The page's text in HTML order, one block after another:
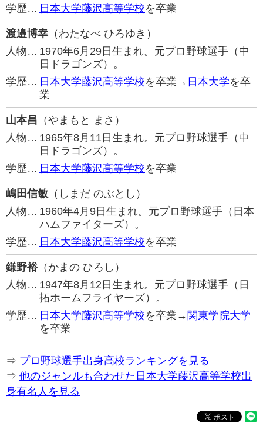
学歴… 日本大学藤沢高等学校を卒業
渡邉博幸 （わたなべ ひろゆき）
人物… 1970年6月29日生まれ。元プロ野球選手（中
日ドラゴンズ）。
学歴… 日本大学藤沢高等学校を卒業→ 日本大学を卒
業
山本昌 （やまもと まさ）
人物… 1965年8月11日生まれ。元プロ野球選手（中
日ドラゴンズ）。
学歴… 日本大学藤沢高等学校を卒業
嶋田信敏 （しまだ のぶとし）
人物… 1960年4月9日生まれ。元プロ野球選手（日本
ハムファイターズ）。
学歴… 日本大学藤沢高等学校を卒業
鎌野裕（かまの ひろし）
人物… 1947年8月12日生まれ。元プロ野球選手（日
拓ホームフライヤーズ）。
学歴… 日本大学藤沢高等学校を卒業→ 関東学院大学
を卒業
⇒ プロ野球選手出身高校ランキングを見る
⇒ 他のジャンルも合わせた日本大学藤沢高等学校出
身有名人を見る